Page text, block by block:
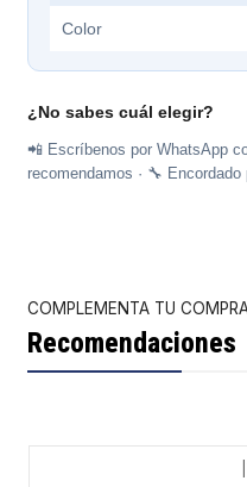
Color
¿No sabes cuál elegir?
📲 Escríbenos por WhatsApp
recomendamos · 🔧
COMPLEMENTA TU
Recomendaciones